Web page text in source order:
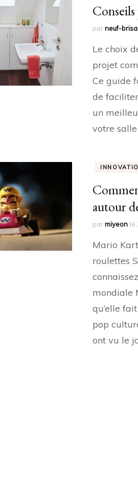
parneuf-
Le choix
projet
Ce guide
de
un
votre
autour
parmiyeon le
Mario
roulettes
mondiale
qu’elle
pop
ont vu le